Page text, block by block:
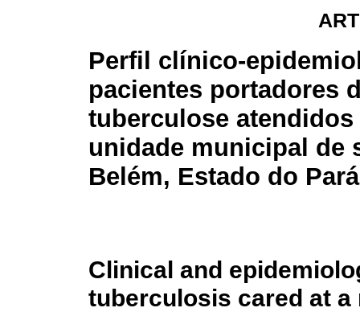
Perfil clínico-
pacientes portadores
tuberculose atendidos
unidade municipal de
Belém, Estado do
Clinical and
tuberculosis cared at